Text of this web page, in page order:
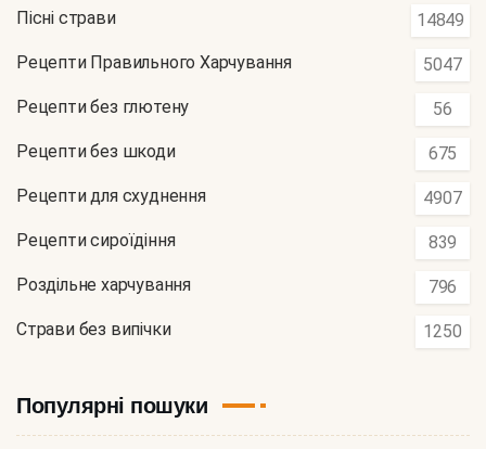
Пісні страви 14849
Рецепти Правильного Харчування 5047
Рецепти без глютену 56
Рецепти без шкоди 675
Рецепти для схуднення 4907
Рецепти сироїдіння 839
Роздільне харчування 796
Страви без випічки 1250
Популярні пошуки